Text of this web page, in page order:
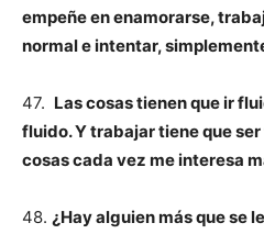
empeñe en enamorarse,
normal e intentar,
47. Las cosas tienen que ir
fluido. Y trabajar tiene que
cosas cada vez me interesa
48. ¿Hay alguien más que se